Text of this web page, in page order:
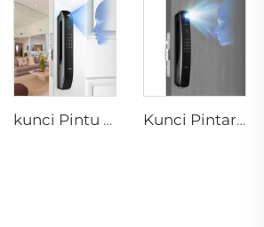
kunci Pintu Rumah dengan Pengenalan 3D Face Sidik Jari Tenon A6 Pro Kunci Pintar ID Fingerprint Otomatis dengan Kamera Tuya Wifi Tenon A9 Pro